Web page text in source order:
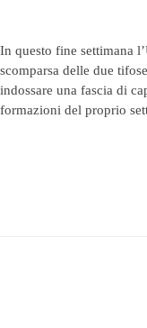
In questo fine settimana
scomparsa delle due
indossare una fascia di
formazioni del proprio